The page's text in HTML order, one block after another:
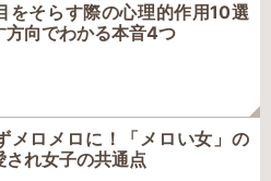
をそらす際の心理的作用10選
方向でわかる本音4つ
メロメロに！「メロい女」の
され女子の共通点